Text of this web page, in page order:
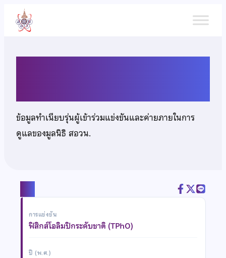
เนื้อหา
ข้อมูลทำเนียบรุ่นผู้เข้าร่วมแข่งขันและค่ายภายในการ
ดูแลของมูลนิธิ สอวน.
การแข่งขัน
ฟิสิกส์โอลิมปิกระดับชาติ (TPhO)
ปี (พ.ศ.)